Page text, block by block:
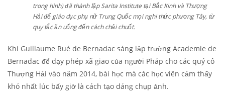
trong hình) đã thành lập Sarita Institute tại Bắc Kinh và Thượng
Hải để giáo dục phụ nữ Trung Quốc mọi nghi thức phương Tây, từ
quy tắc ăn uống đến cách chải chuốt.
Khi Guillaume Rué de Bernadac sáng lập trường Academie de
Bernadac để dạy phép xã giao của người Pháp cho các quý cô
Thượng Hải vào năm 2014, bài học mà các học viên cảm thấy
khó nhất lúc bấy giờ là cách tạo dáng chụp ảnh.